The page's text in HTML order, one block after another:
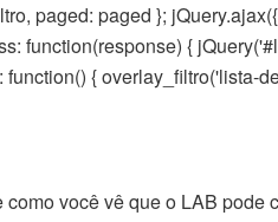
paged: paged };
function(response) {
{ overlay_filtro('lista-
você vê que o LAB pode